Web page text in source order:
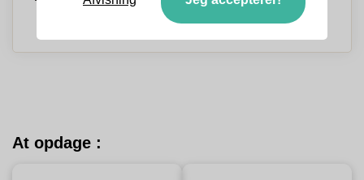
PRISER PÅ ANMODNING
At opdage :